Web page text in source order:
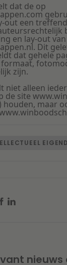
dat de op
out een
en lay-out
Dit
dat gehele
zijn.
niet alleen
de site
houden, maar
nieuws